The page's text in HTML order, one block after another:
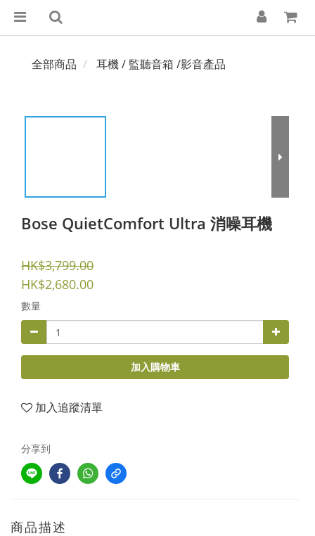
全部商品 耳機 / 監聽音箱 /影音產品
Bose QuietComfort Ultra 消噪耳機
HK$3,799.00
HK$2,680.00
數量
加入購物車
加入追蹤清單
分享到
商品描述